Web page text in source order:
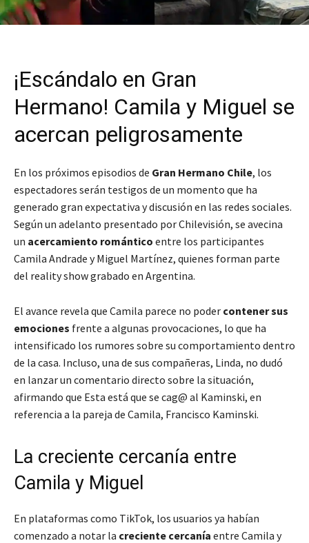
¡Escándalo en Gran
Hermano! Camila y Miguel se
acercan peligrosamente
En los próximos episodios de Gran Hermano Chile, los
espectadores serán testigos de un momento que ha
generado gran expectativa y discusión en las redes sociales.
Según un adelanto presentado por Chilevisión, se avecina
un acercamiento romántico entre los participantes
Camila Andrade y Miguel Martínez, quienes forman parte
del reality show grabado en Argentina.
El avance revela que Camila parece no poder contener sus
emociones frente a algunas provocaciones, lo que ha
intensificado los rumores sobre su comportamiento dentro
de la casa. Incluso, una de sus compañeras, Linda, no dudó
en lanzar un comentario directo sobre la situación,
afirmando que Esta está que se cag@ al Kaminski, en
referencia a la pareja de Camila, Francisco Kaminski.
La creciente cercanía entre
Camila y Miguel
En plataformas como TikTok, los usuarios ya habían
comenzado a notar la creciente cercanía entre Camila y